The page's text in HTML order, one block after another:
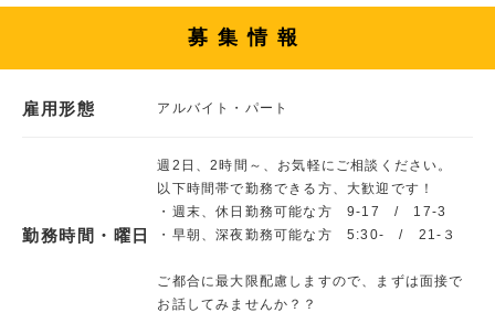
募集情報
雇用形態 アルバイト・パート
勤務時間・曜日
週2日、2時間～、お気軽にご相談ください。
以下時間帯で勤務できる方、大歓迎です！
・週末、休日勤務可能な方 9-17 / 17-3
・早朝、深夜勤務可能な方 5:30‐ / 21-３
ご都合に最大限配慮しますので、まずは面接で
お話してみませんか？？